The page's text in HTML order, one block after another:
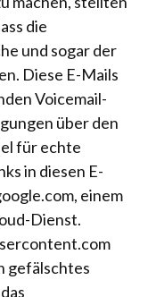
die
und sogar der
Diese E-Mails
Voicemail-
über den
für echte
in diesen E-
einem
Dienst.
gefälschtes